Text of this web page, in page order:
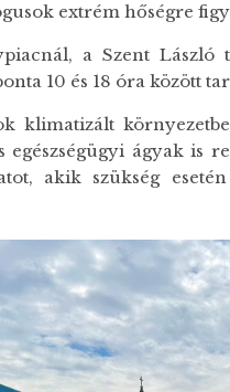
extrém hőségre
a Szent
10 és 18 óra között
klimatizált
egészségügyi ágyak is
akik szükség